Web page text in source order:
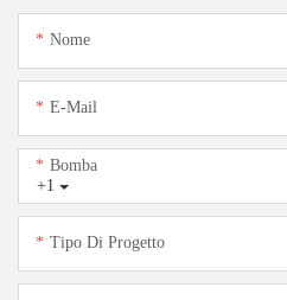
Nome
E-Mail
+1
Bomba
Tipo Di Progetto